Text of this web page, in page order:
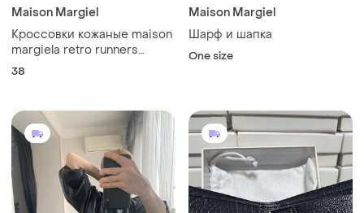
Maison Margiel
Кроссовки кожаные maison
margiela retro runners
«white’
38
Maison Margiel
Шарф и шапка
One size